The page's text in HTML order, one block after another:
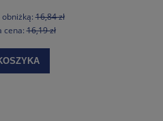
obniżką:16,84 zł
cena:16,19 zł